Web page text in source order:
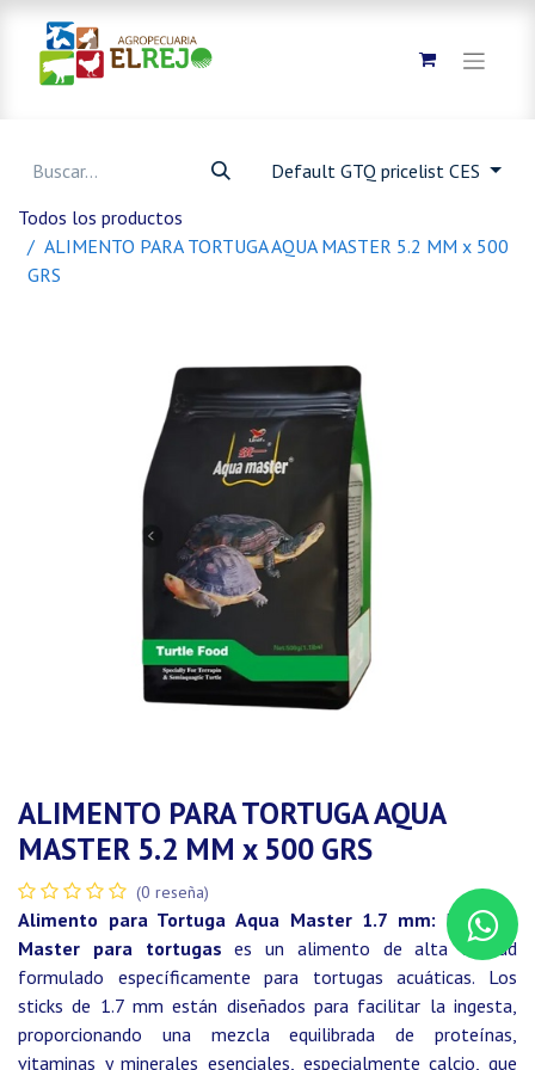
Default GTQ pricelist CES
Todos los productos
ALIMENTO PARA TORTUGA AQUA MASTER 5.2 MM x 500
GRS
ALIMENTO PARA TORTUGA AQUA
MASTER 5.2 MM x 500 GRS
(0 reseña)
Alimento para Tortuga Aqua Master 1.7 mm: ElAqua
Master para tortugas es un alimento de alta calidad
formulado específicamente para tortugas acuáticas. Los
sticks de 1.7 mm están diseñados para facilitar la ingesta,
proporcionando una mezcla equilibrada de proteínas,
vitaminas y minerales esenciales, especialmente calcio, que